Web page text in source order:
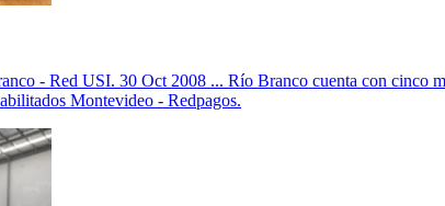
- Red USI. 30 Oct 2008 ... Río Branco cuenta con cinco
Montevideo - Redpagos.